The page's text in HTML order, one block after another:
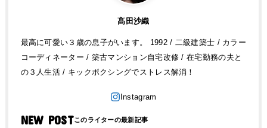
髙田沙織
最高に可愛い３歳の息子がいます。 1992 / 二級建築士 / カラー
コーディネーター / 築古マンション自宅改修 / 在宅勤務の夫と
の３人生活 / キックボクシングでストレス解消！
NEW POST